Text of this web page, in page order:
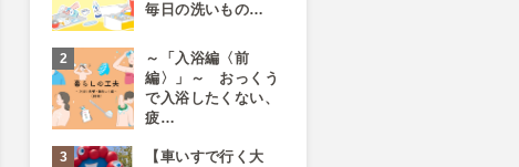
毎日の洗いもの…
～「入浴編〈前
編〉」～ おっくう
で入浴したくない、
疲…
【車いすで行く大